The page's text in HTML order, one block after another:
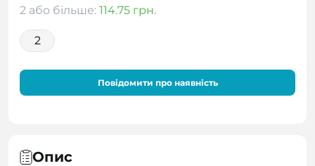
2 або більше: 114.75 грн.
2
Повідомити про наявність
Опис